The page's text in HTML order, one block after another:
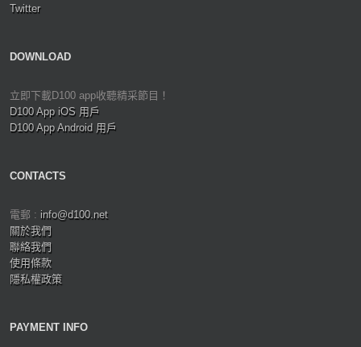
Twitter
DOWNLOAD
立即下載D100 app收聽精采節目！
D100 App iOS 用戶
D100 App Android 用戶
CONTACTS
電郵 : info@d100.net
關於我們
聯絡我們
使用條款
隱私權政策
PAYMENT INFO